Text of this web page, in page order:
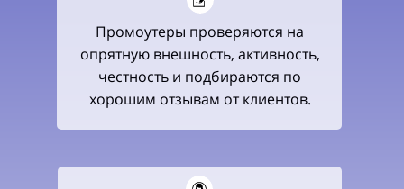
Промоутеры проверяются на
опрятную внешность, активность,
честность и подбираются по
хорошим отзывам от клиентов.